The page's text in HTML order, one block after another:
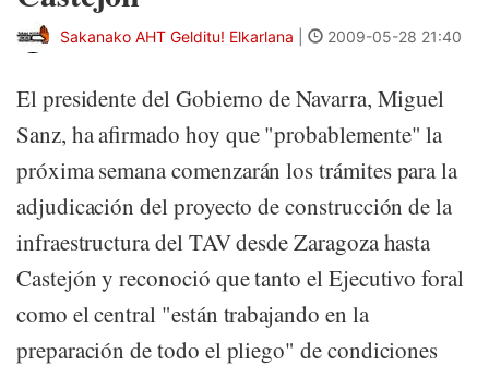
Sakanako AHT Gelditu! Elkarlana 2009-05-28 21:40
El presidente del Gobierno de Navarra, Miguel
Sanz, ha afirmado hoy que "probablemente" la
próxima semana comenzarán los trámites para la
adjudicación del proyecto de construcción de la
infraestructura del TAV desde Zaragoza hasta
Castejón y reconoció que tanto el Ejecutivo foral
como el central "están trabajando en la
preparación de todo el pliego" de condiciones